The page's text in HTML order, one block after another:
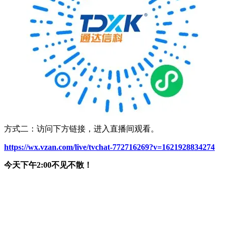
方式二：访问下方链接，进入直播间观看。
https://wx.vzan.com/live/tvchat-772716269?v=1621928834274
今天下午2:00不见不散！